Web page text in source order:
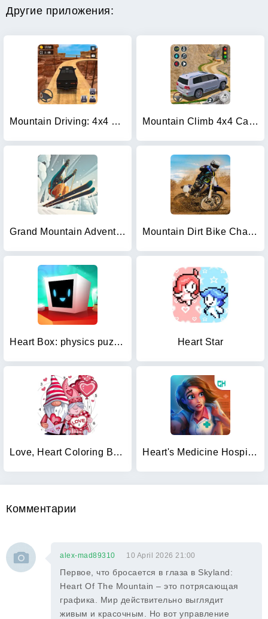
Другие приложения:
Mountain Driving: 4x4 Climb Mountain Climb 4x4 Car Games
Grand Mountain Adventure Mountain Dirt Bike Champions
Heart Box: physics puzzle game Heart Star
Love, Heart Coloring Book Heart's Medicine Hospital Heat
Комментарии
alex-mad89310 10 April 2026 21:00
Первое, что бросается в глаза в Skyland:
Heart Of The Mountain – это потрясающая
графика. Мир действительно выглядит
живым и красочным. Но вот управление